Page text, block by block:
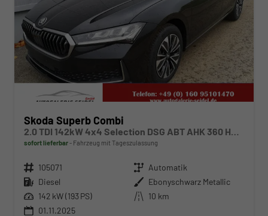
Skoda Superb Combi
2.0 TDI 142kW 4x4 Selection DSG ABT AHK 360 Head Up Pano
sofort lieferbar Fahrzeug mit Tageszulassung
Fahrzeugnr. 105071 Getriebe Automatik
Kraftstoff Diesel Außenfarbe Ebonyschwarz Metallic
Leistung 142 kW (193 PS) Kilometerstand 10 km
01.11.2025